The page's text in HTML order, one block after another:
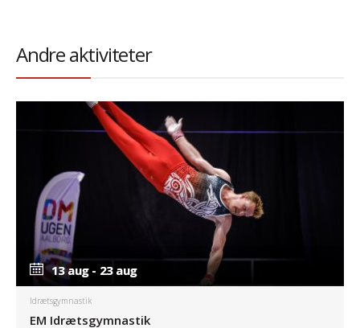
Andre aktiviteter
13 aug - 23 aug
13 aug - 23 aug
Idrætsgymnastik
EM Idrætsgymnastik